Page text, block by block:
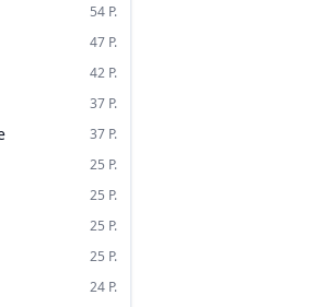
54 P.
47 P.
42 P.
37 P.
37 P.
25 P.
25 P.
25 P.
25 P.
24 P.